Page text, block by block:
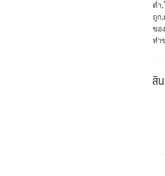
ต่ำ
ถูก
ขอ
ทำ
สิ